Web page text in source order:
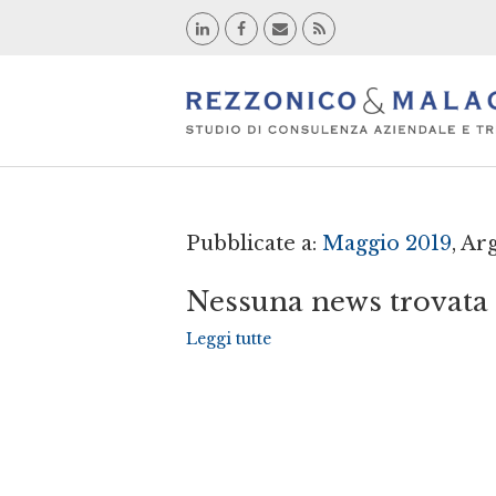
Pubblicate a: Maggio 2019,
Nessuna news trovata
Leggi tutte